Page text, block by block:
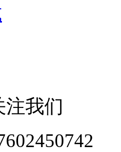
注我们